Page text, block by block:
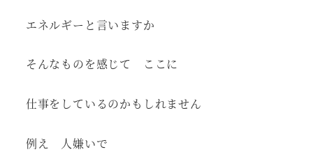
エネルギーと言いますか
そんなものを感じて ここに
仕事をしているのかもしれません
例え 人嫌いで